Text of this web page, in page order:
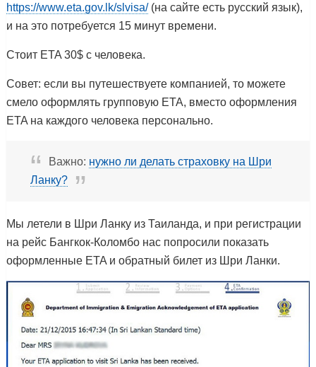
https://www.eta.gov.lk/slvisa/(на сайте есть русский язык),
и на это потребуется 15 минут времени.
Стоит ETA 30$ с человека.
Совет: если вы путешествуете компанией, то можете
смело оформлять групповую ETA, вместо оформления
ETA на каждого человека персонально.
Важно: нужно ли делать страховку на Шри
Ланку?
Мы летели в Шри Ланку из Таиланда, и при регистрации
на рейс Бангкок-Коломбо нас попросили показать
оформленные ETA и обратный билет из Шри Ланки.